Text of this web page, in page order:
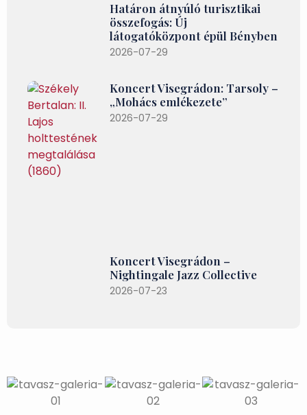
Határon átnyúló turisztikai
összefogás: Új
látogatóközpont épül Bényben
2026-07-29
Koncert Visegrádon: Tarsoly –
„Mohács emlékezete”
2026-07-29
Koncert Visegrádon –
Nightingale Jazz Collective
2026-07-23